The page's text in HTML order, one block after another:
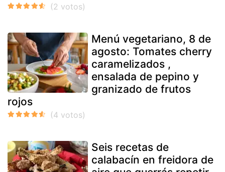
Menú vegetariano, 8 de
agosto: Tomates cherry
caramelizados ,
ensalada de pepino y
granizado de frutos
rojos
Seis recetas de
calabacín en freidora de